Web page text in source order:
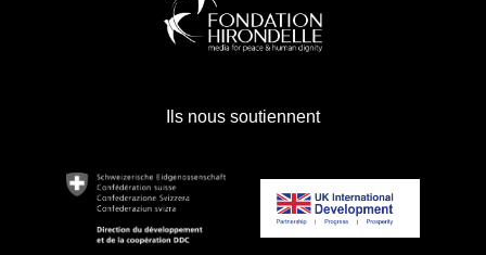
Ils nous soutiennent